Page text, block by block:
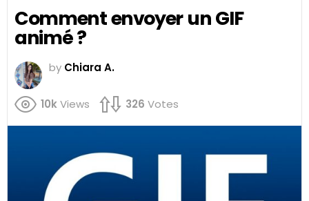
Comment envoyer un GIF
animé ?
by Chiara A.
10kViews 326 Votes